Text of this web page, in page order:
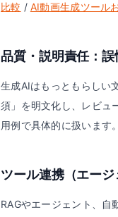
比較 / AI動画生成ツール
品質・説明責任：
生成AIはもっともらしい
須」を明文化し、レビュ
用例で具体的に扱います。
ツール連携（エー
RAGやエージェント、